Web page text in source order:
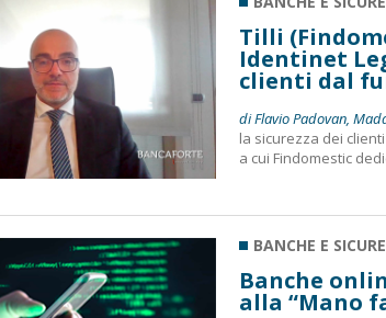
Tilli
Identinet
clienti dal
di Flavio Padovan,
la sicurezza dei
a cui Findomestic
BANCHE E
Banche
alla “Mano